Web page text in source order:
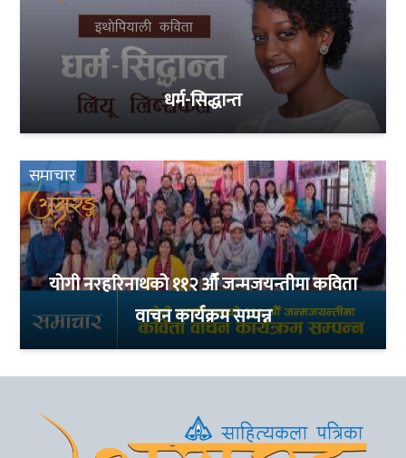
धर्म-सिद्धान्त
समाचार
योगी नरहरिनाथको ११२ औँ जन्मजयन्तीमा कविता
वाचन कार्यक्रम सम्पन्न